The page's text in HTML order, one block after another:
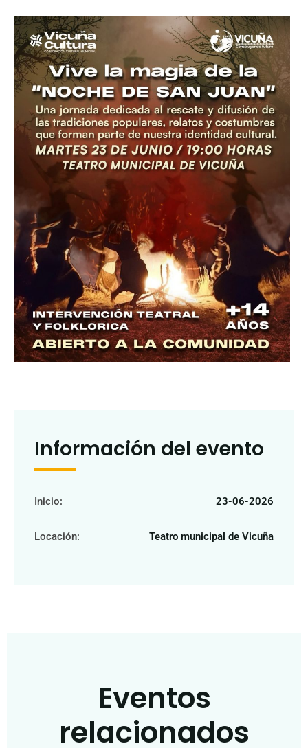
Información del evento
Inicio: 23-06-2026
Locación: Teatro municipal de Vicuña
Eventos
relacionados